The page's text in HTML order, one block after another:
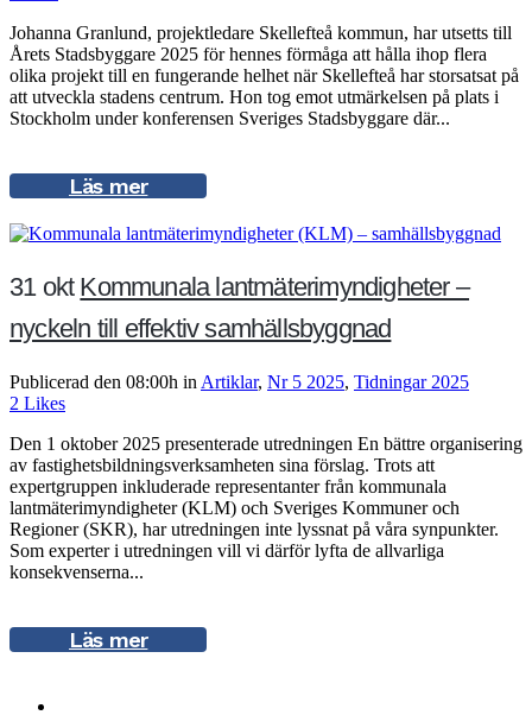
Johanna Granlund, projektledare Skellefteå kommun, har utsetts till
Årets Stadsbyggare 2025 för hennes förmåga att hålla ihop flera
olika projekt till en fungerande helhet när Skellefteå har storsatsat på
att utveckla stadens centrum. Hon tog emot utmärkelsen på plats i
Stockholm under konferensen Sveriges Stadsbyggare där...
Läs mer
31 okt Kommunala lantmäterimyndigheter –
nyckeln till effektiv samhällsbyggnad
Publicerad den 08:00h in Artiklar, Nr 5 2025, Tidningar 2025
2 Likes
Den 1 oktober 2025 presenterade utredningen En bättre organisering
av fastighetsbildningsverksamheten sina förslag. Trots att
expertgruppen inkluderade representanter från kommunala
lantmäterimyndigheter (KLM) och Sveriges Kommuner och
Regioner (SKR), har utredningen inte lyssnat på våra synpunkter.
Som experter i utredningen vill vi därför lyfta de allvarliga
konsekvenserna...
Läs mer